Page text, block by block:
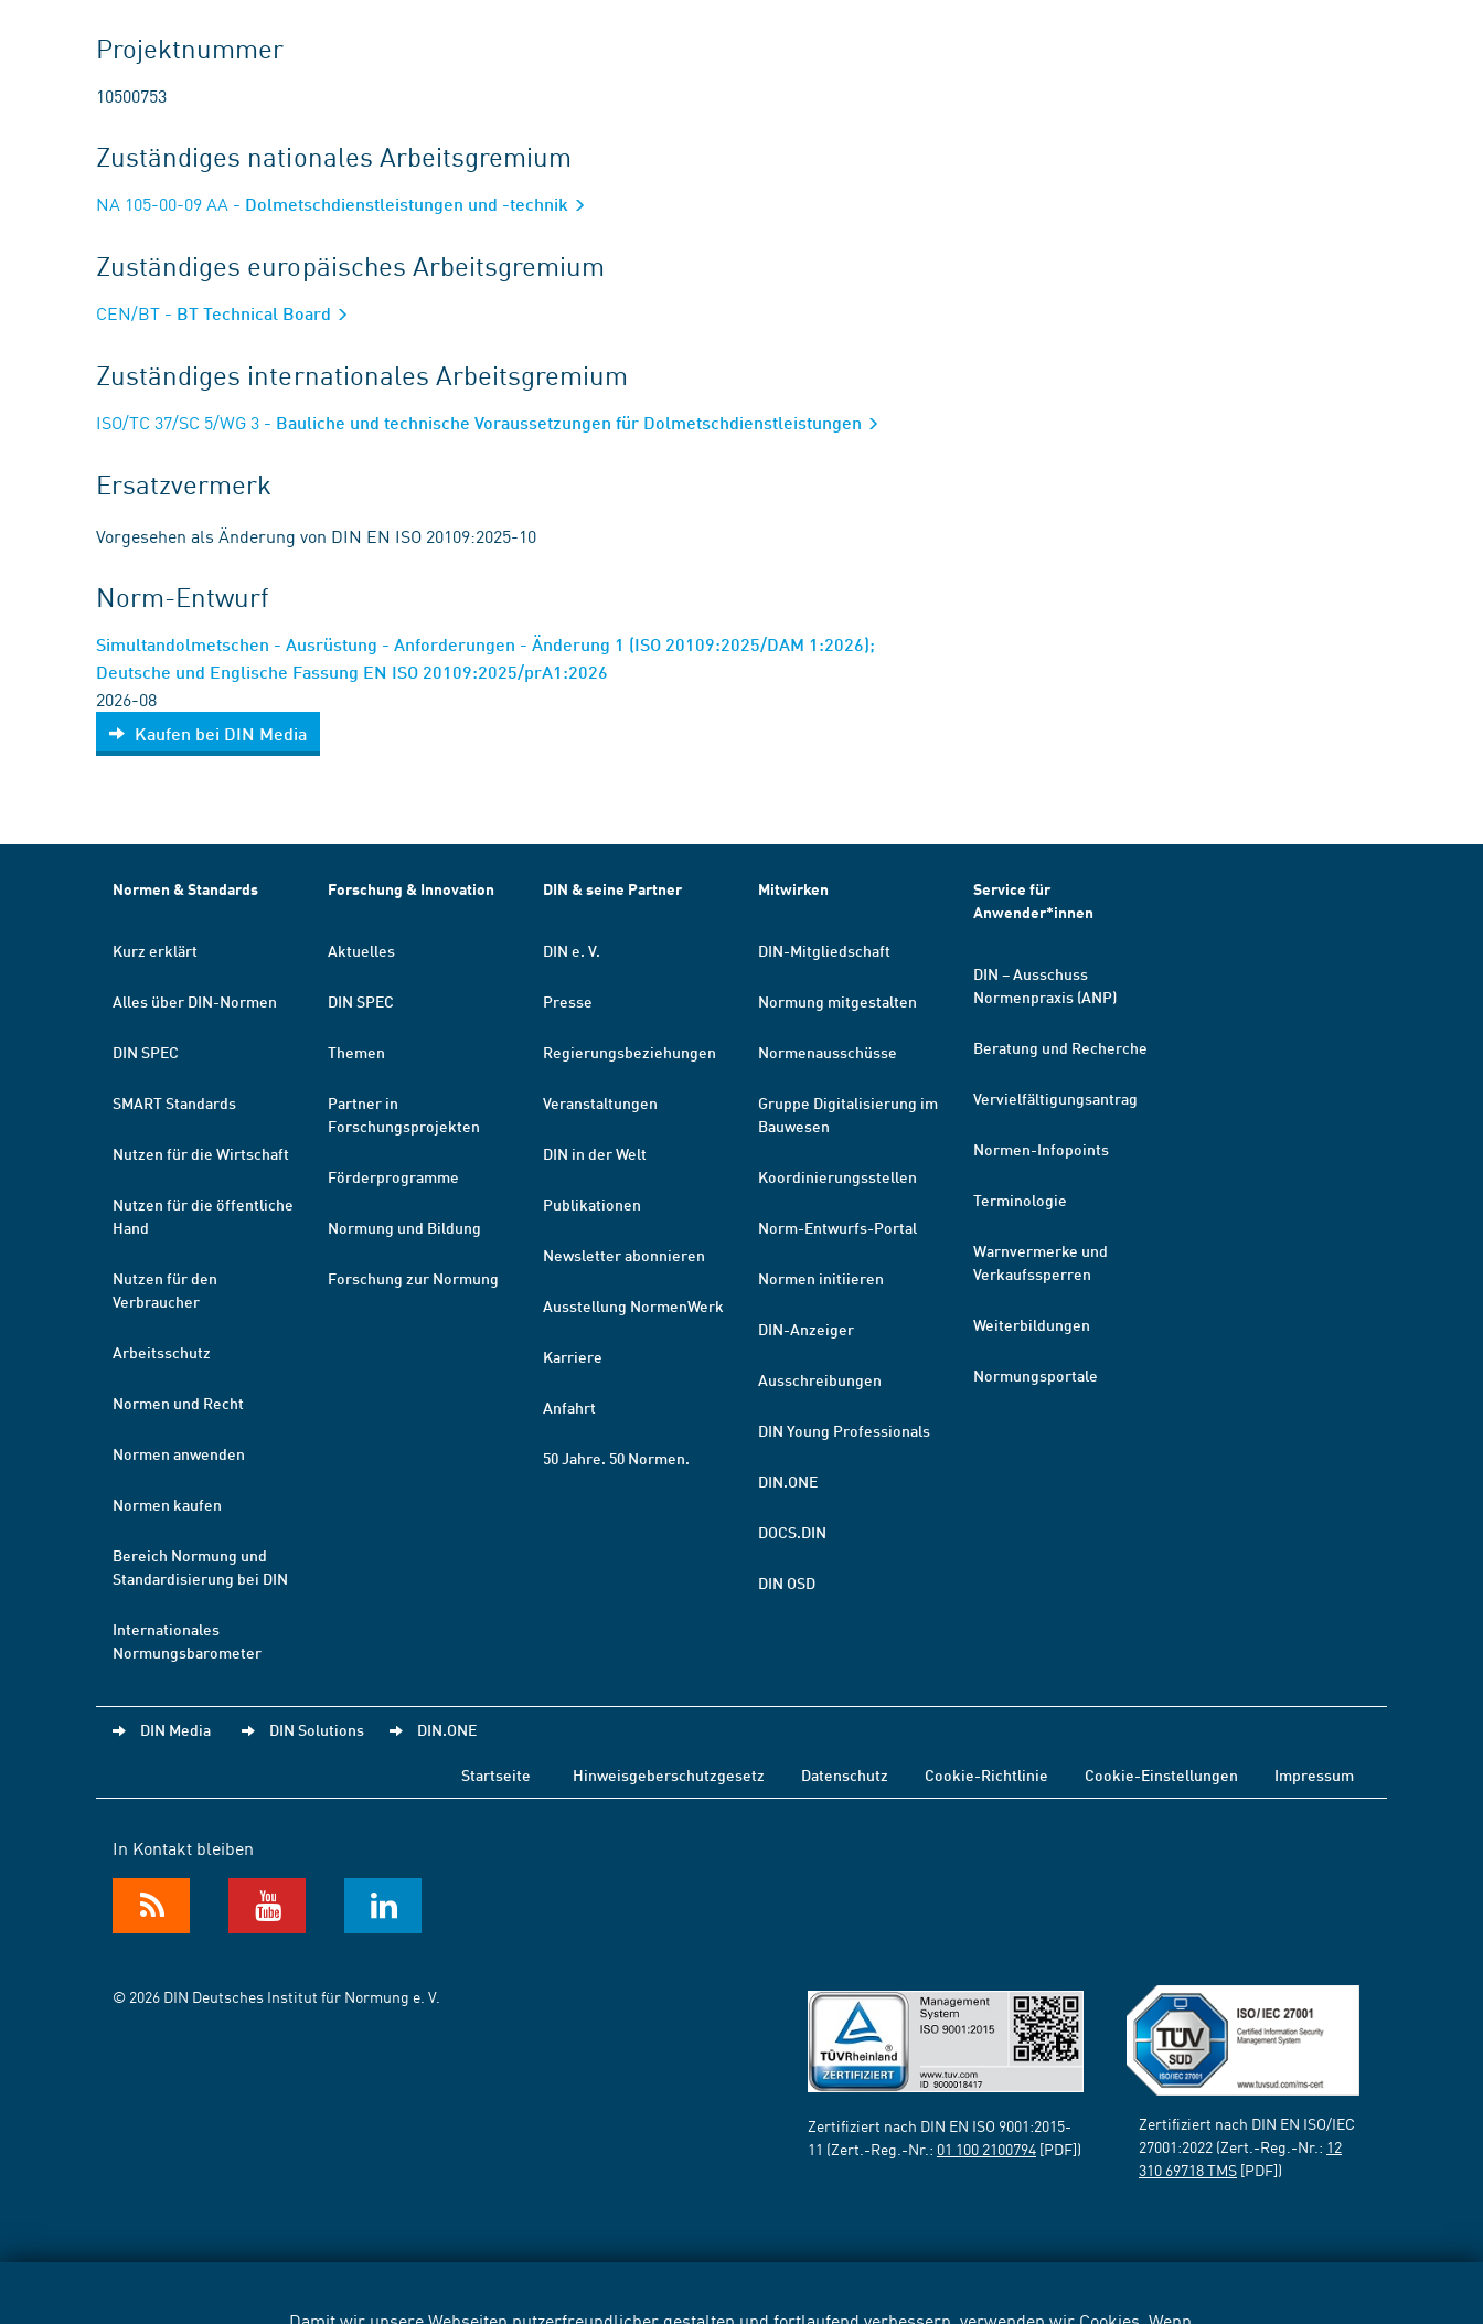
Projektnummer
10500753
Zuständiges nationales Arbeitsgremium
NA 105-00-09 AA - Dolmetschdienstleistungen und -technik
Zuständiges europäisches Arbeitsgremium
CEN/BT - BT Technical Board
Zuständiges internationales Arbeitsgremium
ISO/TC 37/SC 5/WG 3 - Bauliche und technische Voraussetzungen für Dolmetschdienstleistungen
Ersatzvermerk
Vorgesehen als Änderung von DIN EN ISO 20109:2025-10
Norm-Entwurf
Simultandolmetschen - Ausrüstung - Anforderungen - Änderung 1 (ISO 20109:2025/DAM 1:2026);
Deutsche und Englische Fassung EN ISO 20109:2025/prA1:2026
2026-08
Kaufen bei DIN Media
Normen & Standards
Kurz erklärt
Alles über DIN-Normen
DIN SPEC
SMART Standards
Nutzen für die Wirtschaft
Nutzen für die öffentliche
Hand
Nutzen für den
Verbraucher
Arbeitsschutz
Normen und Recht
Normen anwenden
Normen kaufen
Bereich Normung und
Standardisierung bei DIN
Internationales
Normungsbarometer
Forschung & Innovation
Aktuelles
DIN SPEC
Themen
Partner in
Forschungsprojekten
Förderprogramme
Normung und Bildung
Forschung zur Normung
DIN & seine Partner
DIN e. V.
Presse
Regierungsbeziehungen
Veranstaltungen
DIN in der Welt
Publikationen
Newsletter abonnieren
Ausstellung NormenWerk
Karriere
Anfahrt
50 Jahre. 50 Normen.
Mitwirken
DIN-Mitgliedschaft
Normung mitgestalten
Normenausschüsse
Gruppe Digitalisierung im
Bauwesen
Koordinierungsstellen
Norm-Entwurfs-Portal
Normen initiieren
DIN-Anzeiger
Ausschreibungen
DIN Young Professionals
DIN.ONE
DOCS.DIN
DIN OSD
Service für
Anwender*innen
DIN – Ausschuss
Normenpraxis (ANP)
Beratung und Recherche
Vervielfältigungsantrag
Normen-Infopoints
Terminologie
Warnvermerke und
Verkaufssperren
Weiterbildungen
Normungsportale
DIN Media DIN Solutions DIN.ONE
Startseite Hinweisgeberschutzgesetz Datenschutz Cookie-Richtlinie Cookie-Einstellungen Impressum
In Kontakt bleiben
© 2026 DIN Deutsches Institut für Normung e. V.
Zertifiziert nach DIN EN ISO 9001:2015-
11 (Zert.-Reg.-Nr.: 01 100 2100794 [PDF])
Zertifiziert nach DIN EN ISO/IEC
27001:2022 (Zert.-Reg.-Nr.: 12
310 69718 TMS [PDF])